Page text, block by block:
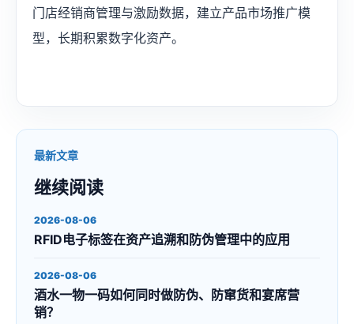
门店经销商管理与激励数据，建立产品市场推广模
型，长期积累数字化资产。
最新文章
继续阅读
2026-08-06
RFID电子标签在资产追溯和防伪管理中的应用
2026-08-06
酒水一物一码如何同时做防伪、防窜货和宴席营
销？